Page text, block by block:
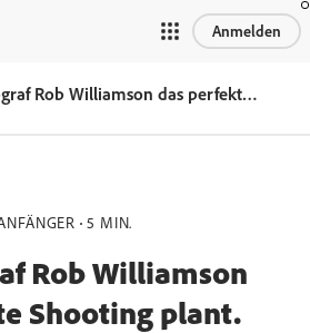
Anmelden
Wie Fotograf Rob Williamson das perfekte Shooting plant.
5 MIN.
Rob Williamson
Shooting plant.